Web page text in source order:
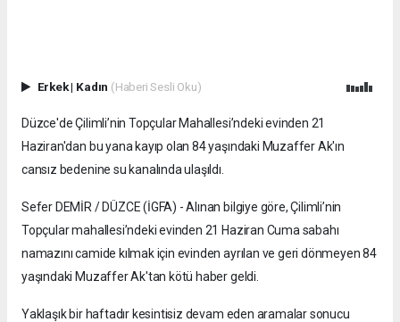
Erkek| Kadın (Haberi Sesli Oku)
Düzce'de Çilimli’nin Topçular Mahallesi’ndeki evinden 21
Haziran'dan bu yana kayıp olan 84 yaşındaki Muzaffer Ak'ın
cansız bedenine su kanalında ulaşıldı.
Sefer DEMİR / DÜZCE (İGFA) - Alınan bilgiye göre, Çilimli’nin
Topçular mahallesi’ndeki evinden 21 Haziran Cuma sabahı
namazını camide kılmak için evinden ayrılan ve geri dönmeyen 84
yaşındaki Muzaffer Ak'tan kötü haber geldi.
Yaklaşık bir haftadır kesintisiz devam eden aramalar sonucu